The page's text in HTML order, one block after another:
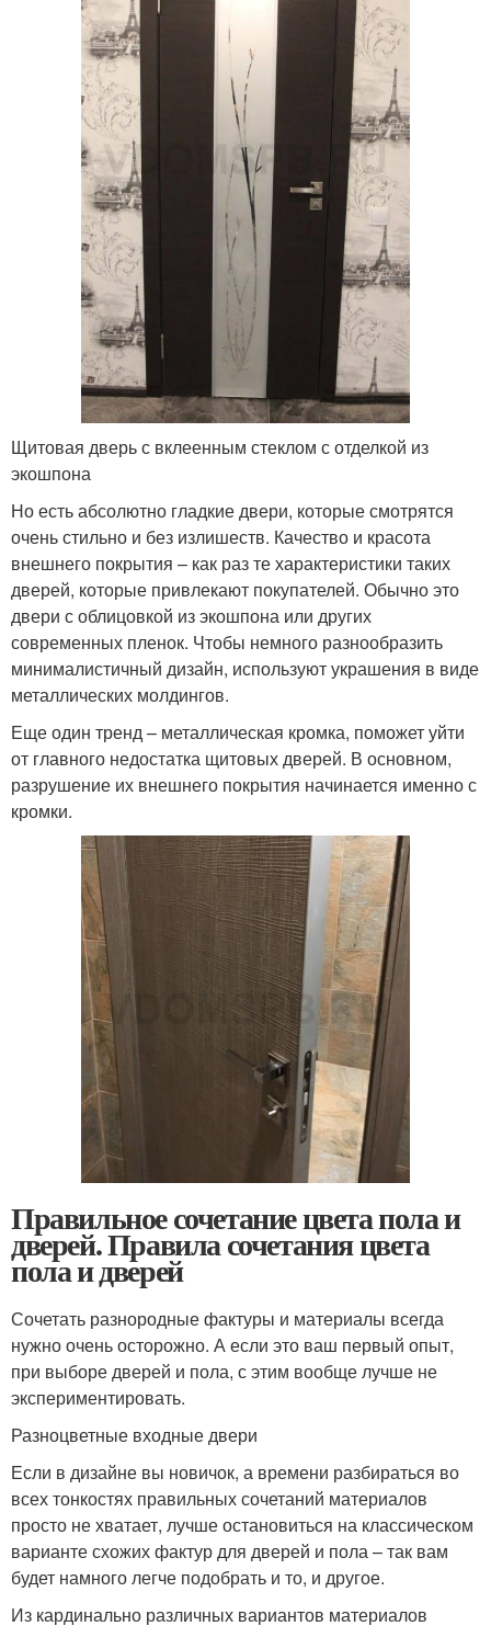
Щитовая дверь с вклеенным стеклом с отделкой из
экошпона
Но есть абсолютно гладкие двери, которые смотрятся
очень стильно и без излишеств. Качество и красота
внешнего покрытия – как раз те характеристики таких
дверей, которые привлекают покупателей. Обычно это
двери с облицовкой из экошпона или других
современных пленок. Чтобы немного разнообразить
минималистичный дизайн, используют украшения в виде
металлических молдингов.
Еще один тренд – металлическая кромка, поможет уйти
от главного недостатка щитовых дверей. В основном,
разрушение их внешнего покрытия начинается именно с
кромки.
Правильное сочетание цвета пола и
дверей. Правила сочетания цвета
пола и дверей
Сочетать разнородные фактуры и материалы всегда
нужно очень осторожно. А если это ваш первый опыт,
при выборе дверей и пола, с этим вообще лучше не
экспериментировать.
Разноцветные входные двери
Если в дизайне вы новичок, а времени разбираться во
всех тонкостях правильных сочетаний материалов
просто не хватает, лучше остановиться на классическом
варианте схожих фактур для дверей и пола – так вам
будет намного легче подобрать и то, и другое.
Из кардинально различных вариантов материалов